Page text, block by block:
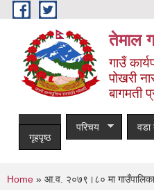
Skip to main content
तेमाल
गाउँ
पोखरी
बागमती
गृहपृष्ठ
परिचय वडा
You are here
Home » आ.व. २०७९।८० मा